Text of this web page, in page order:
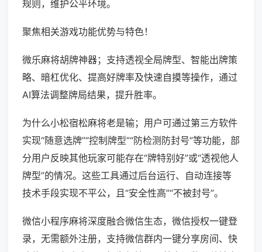
规则，维护公平环境。
聚焦相关游戏功能优势与特色！
微乐麻将胡牌神器；支持透视全局牌型、智能出牌策
略、暗杠优化、提高好牌率及快速自摸等操作，通过
AI算法调整牌局结果，提升胜率。
为什么小松宿松麻将老是输；用户可通过第三方软件
实现“随意选牌”“控制牌型”“防检测防封号”等功能，部
分用户反映其他玩家可能存在“牌特别好”或“透视他人
牌型”的情况。这些工具通过后台运行、自动连接等
技术手段实现不平公，且“安全性高”“不被封号”。
微信小程序麻将深度融合微信生态，微信授权一键登
录，无需额外注册，支持微信群内一键分享房间、快